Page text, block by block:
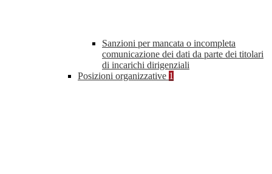
Sanzioni per mancata o incompleta
comunicazione dei dati da parte dei titolari
di incarichi dirigenziali
Posizioni organizzative 1